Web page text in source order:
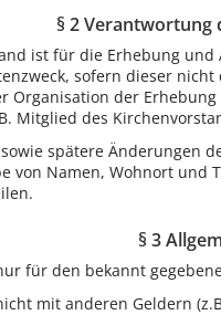
§ 2 Verantwortung
ist für die Erhebung
sofern dieser
Organisation der
Mitglied des
spätere Änderungen
von Namen, Wohnort und
§ 3
für den bekannt
mit anderen Geldern